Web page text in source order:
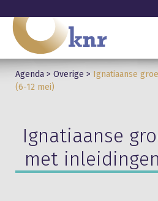
Agenda > Overige > Ignatiaanse
(6-12 mei)
Ignatiaanse
met